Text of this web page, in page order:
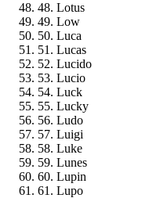
48. Lotus
49. Low
50. Luca
51. Lucas
52. Lucido
53. Lucio
54. Luck
55. Lucky
56. Ludo
57. Luigi
58. Luke
59. Lunes
60. Lupin
61. Lupo